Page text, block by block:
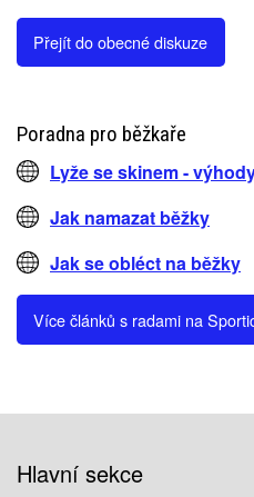
Přejít do obecné diskuze
Poradna pro běžkaře
Lyže se skinem -
Jak namazat běžky
Jak se obléct na běžky
Více článků s radami na
Hlavní sekce